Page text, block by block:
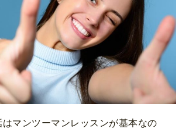
マンツーマンレッスンが基本なの